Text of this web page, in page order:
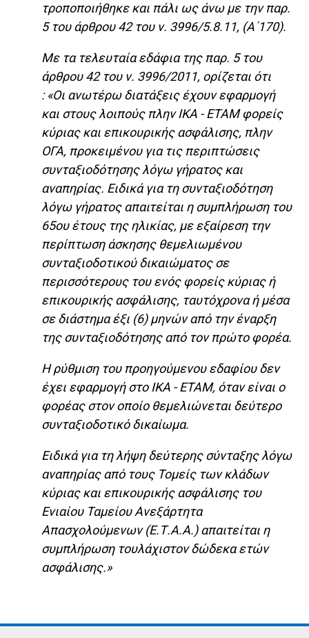
τροποποιήθηκε και πάλι ως άνω με την παρ.
5 του άρθρου 42 του ν. 3996/5.8.11, (Α΄170).
Με τα τελευταία εδάφια της παρ. 5 του
άρθρου 42 του ν. 3996/2011, ορίζεται ότι
: «Οι ανωτέρω διατάξεις έχουν εφαρμογή
και στους λοιπούς πλην ΙΚΑ - ΕΤΑΜ φορείς
κύριας και επικουρικής ασφάλισης, πλην
ΟΓΑ, προκειμένου για τις περιπτώσεις
συνταξιοδότησης λόγω γήρατος και
αναπηρίας. Ειδικά για τη συνταξιοδότηση
λόγω γήρατος απαιτείται η συμπλήρωση του
65ου έτους της ηλικίας, με εξαίρεση την
περίπτωση άσκησης θεμελιωμένου
συνταξιοδοτικού δικαιώματος σε
περισσότερους του ενός φορείς κύριας ή
επικουρικής ασφάλισης, ταυτόχρονα ή μέσα
σε διάστημα έξι (6) μηνών από την έναρξη
της συνταξιοδότησης από τον πρώτο φορέα.
Η ρύθμιση του προηγούμενου εδαφίου δεν
έχει εφαρμογή στο ΙΚΑ - ΕΤΑΜ, όταν είναι ο
φορέας στον οποίο θεμελιώνεται δεύτερο
συνταξιοδοτικό δικαίωμα.
Ειδικά για τη λήψη δεύτερης σύνταξης λόγω
αναπηρίας από τους Τομείς των κλάδων
κύριας και επικουρικής ασφάλισης του
Ενιαίου Ταμείου Ανεξάρτητα
Απασχολούμενων (Ε.Τ.Α.Α.) απαιτείται η
συμπλήρωση τουλάχιστον δώδεκα ετών
ασφάλισης.»